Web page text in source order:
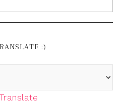
:)
Translate